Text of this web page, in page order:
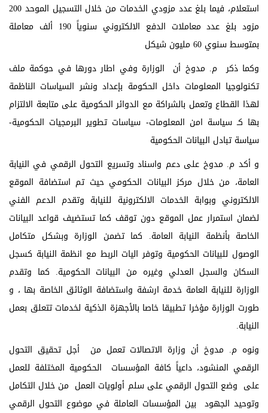
استعلام، فيما بلغ عدد مزودي الخدمات من خلال التسجيل الموحد 200
مزود بلغ عدد معاملات الدفع الالكتروني سنوياً 190 ألف معاملة
بمتوسط سنوي 60 مليون شيكل
وكما ذكر م. مدوخ أن الوزارة وفي اطار دورها في حوكمة ملف
تكنولوجيا المعلومات داخل الحكومة بإعداد ونشر السياسات الناظمة
لهذا القطاع وتعمل بالشراكة مع الدوائر الحكومية على متابعة الالتزام
بها كـ سياسة امن المعلومات- سياسات تطوير البرمجيات الحكومية-
سياسة تبادل البيانات الحكومية
و أكد م. مدوخ على دعم واسناد وتسريع التحول الرقمي في النيابة
العامة، من خلال مركز البيانات الحكومي حيث تم استضافة الموقع
الالكتروني وبوابة الخدمات الالكترونية للنيابة وتقدم الدعم الفني
لضمان استمرار عمل الموقع دون توقف كما تستضيف قواعد البيانات
الخاصة بأنظمة النيابة العامة. كما تضمن الوزارة وبشكل متكامل
الوصول للبيانات الحكومية وتوفر اليات الربط مع انظمة النيابة كسجل
السكان والسجل العدلي وغيره من البيانات الحكومية. كما وتقدم
الوزارة للنيابة العامة خدمة ارشفة واستضافة الوثائق الخاصة بها ، و
طورت الوزارة مؤخرا تطبيقا خاصا بالأجهزة الذكية لخدمات تتعلق بعمل
النيابة.
ونوه م. مدوخ أن وزارة الاتصالات تعمل من أجل تحقيق التحول
الرقمي المنشود، داعياً كافة المؤسسات الحكومية المختلفة للعمل
على وضع التحول الرقمي على سلم أولويات العمل من خلال التكامل
وتوحيد الجهود بين المؤسسات العاملة في موضوع التحول الرقمي